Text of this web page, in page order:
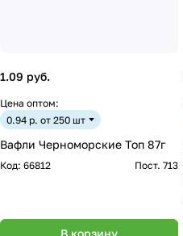
1.09 руб.
Цена оптом:
0.94 р. от 250 шт
Вафли Черноморские Топ 87г
Код: 66812 Пост. 713
В корзину